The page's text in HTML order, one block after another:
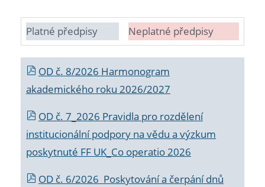
Platné předpisy Neplatné předpisy
OD č. 8/2026 Harmonogram
akademického roku 2026/2027
OD č. 7_2026 Pravidla pro rozdělení
institucionální podpory na vědu a výzkum
poskytnuté FF UK_Co operatio 2026
OD č. 6/2026 Poskytování a čerpání dnů